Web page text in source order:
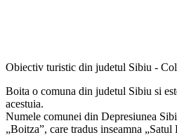
Obiectiv turistic din judetul Sibiu -
Boita o comuna din judetul Sibiu si
acestuia.
Numele comunei din Depresiunea
„Boitza”, care tradus inseamna „Satul